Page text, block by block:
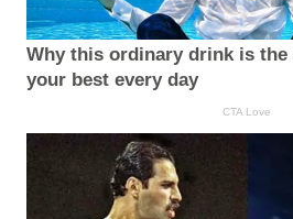
Why this ordinary drink is
your best every day
CTA Love